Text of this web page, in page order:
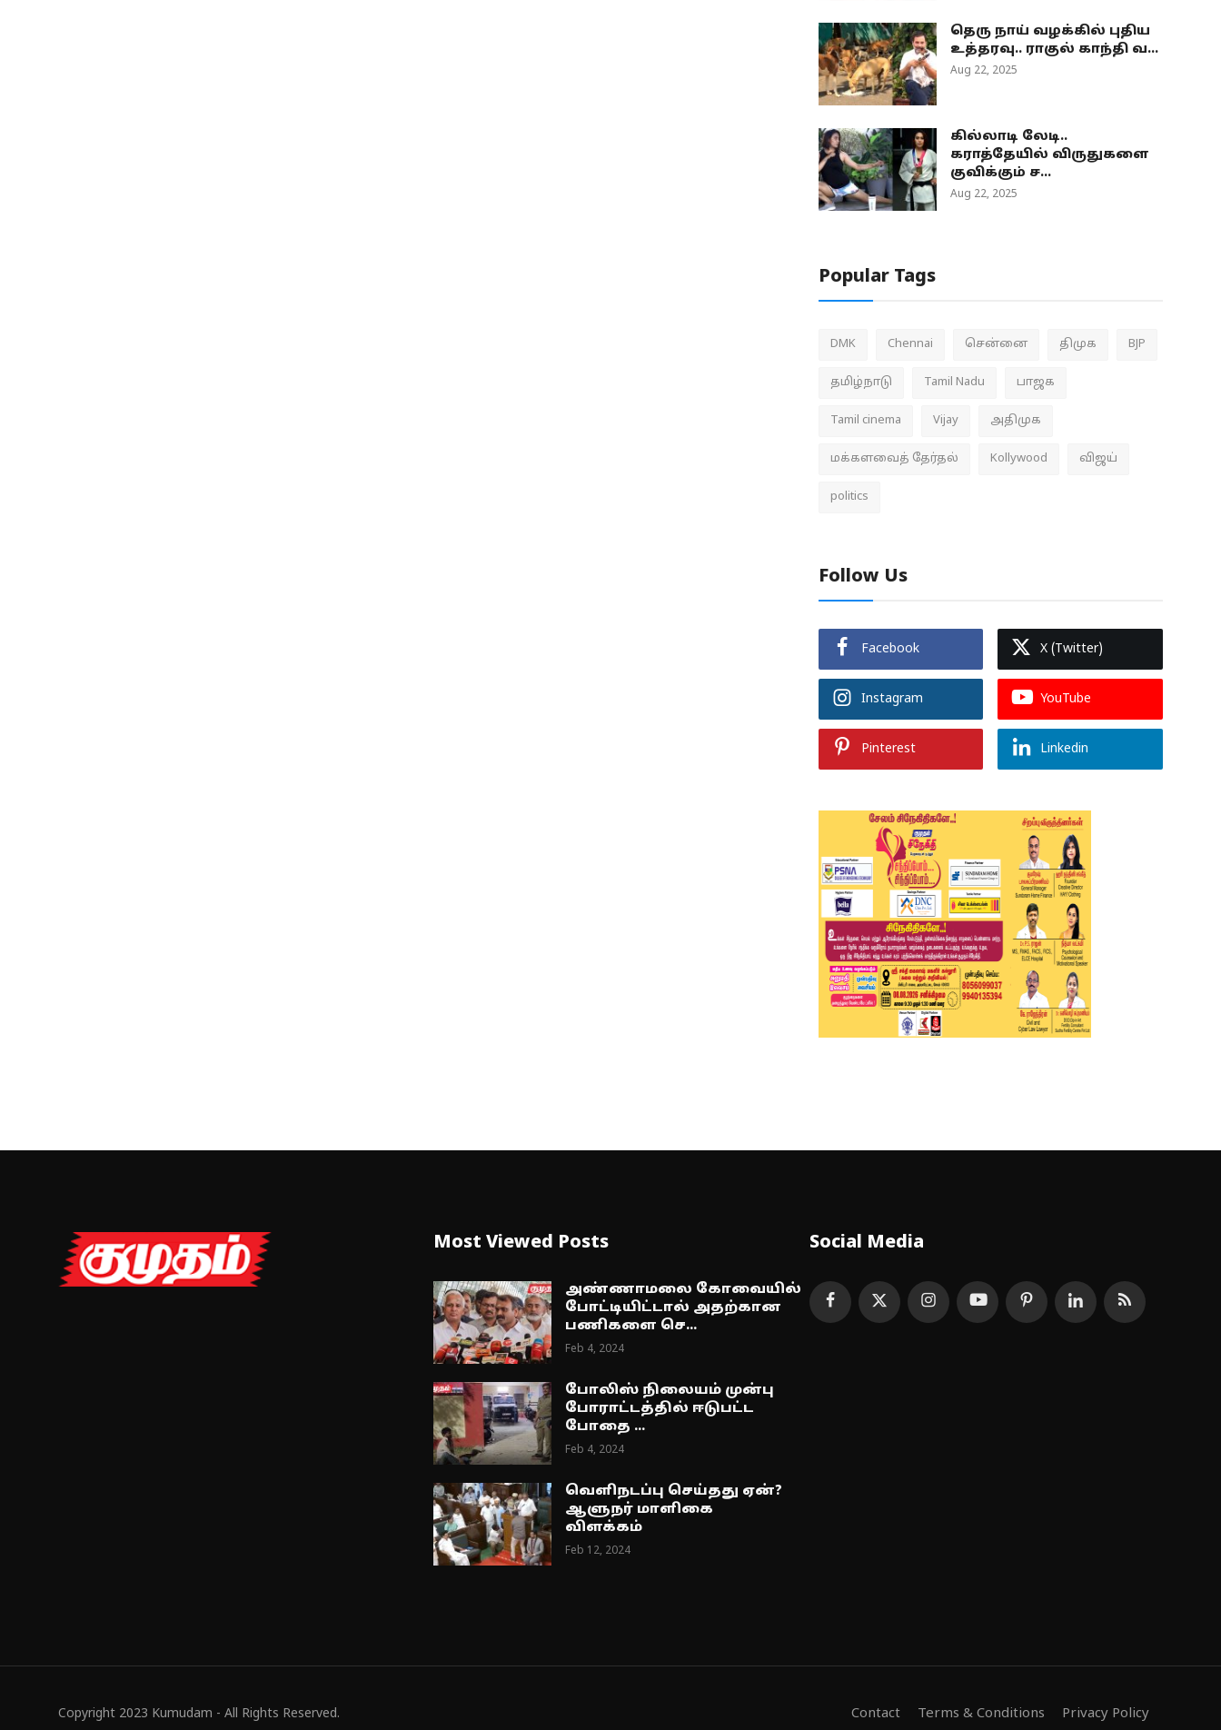
தெரு நாய் வழக்கில் புதிய
உத்தரவு.. ராகுல் காந்தி வ...
Aug 22, 2025
கில்லாடி லேடி..
கராத்தேயில் விருதுகளை
குவிக்கும் ச...
Aug 22, 2025
Popular Tags
DMK Chennai சென்னை திமுக BJP
தமிழ்நாடு Tamil Nadu பாஜக
Tamil cinema Vijay அதிமுக
மக்களவைத் தேர்தல் Kollywood விஜய்
politics
Follow Us
Facebook X (Twitter)
Instagram YouTube
Pinterest Linkedin
Most Viewed Posts
அண்ணாமலை கோவையில்
போட்டியிட்டால் அதற்கான
பணிகளை செ...
Feb 4, 2024
போலிஸ் நிலையம் முன்பு
போராட்டத்தில் ஈடுபட்ட
போதை ...
Feb 4, 2024
வெளிநடப்பு செய்தது ஏன்?
ஆளுநர் மாளிகை
விளக்கம்
Feb 12, 2024
Social Media
Copyright 2023 Kumudam - All Rights Reserved. Contact Terms & Conditions Privacy Policy